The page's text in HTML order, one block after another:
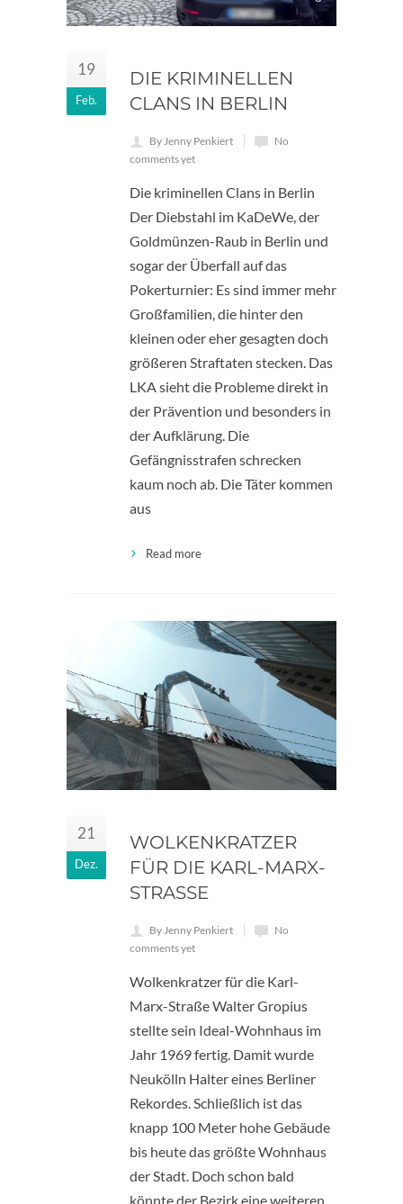
19
Feb.
DIE KRIMINELLEN
CLANS IN BERLIN
By Jenny Penkiert
No
comments yet
Die kriminellen Clans in Berlin
Der Diebstahl im KaDeWe, der
Goldmünzen-Raub in Berlin und
sogar der Überfall auf das
Pokerturnier: Es sind immer mehr
Großfamilien, die hinter den
kleinen oder eher gesagten doch
größeren Straftaten stecken. Das
LKA sieht die Probleme direkt in
der Prävention und besonders in
der Aufklärung. Die
Gefängnisstrafen schrecken
kaum noch ab. Die Täter kommen
aus
Read more
21
Dez.
WOLKENKRATZER
FÜR DIE KARL-MARX-
STRASSE
By Jenny Penkiert
No
comments yet
Wolkenkratzer für die Karl-
Marx-Straße Walter Gropius
stellte sein Ideal-Wohnhaus im
Jahr 1969 fertig. Damit wurde
Neukölln Halter eines Berliner
Rekordes. Schließlich ist das
knapp 100 Meter hohe Gebäude
bis heute das größte Wohnhaus
der Stadt. Doch schon bald
könnte der Bezirk eine weiteren